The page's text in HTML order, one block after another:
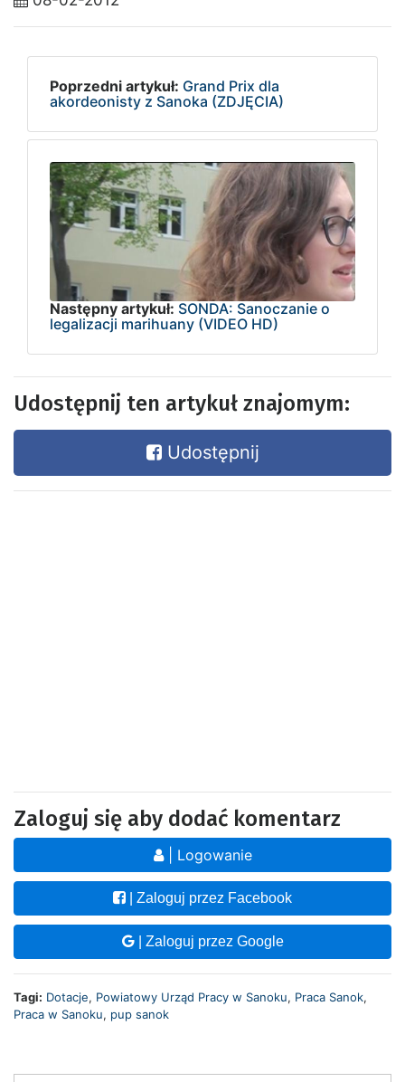
Poprzedni artykuł: Grand Prix dla
akordeonisty z Sanoka (ZDJĘCIA)
Następny artykuł: SONDA: Sanoczanie o
legalizacji marihuany (VIDEO HD)
Udostępnij ten artykuł znajomym:
Udostępnij
Zaloguj się aby dodać komentarz
| Logowanie
| Zaloguj przez Facebook
| Zaloguj przez Google
Tagi: Dotacje, Powiatowy Urząd Pracy w Sanoku, Praca Sanok,
Praca w Sanoku, pup sanok